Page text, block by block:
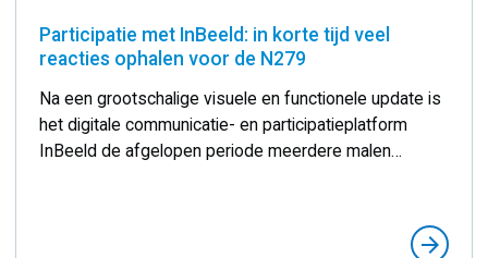
Participatie met InBeeld: in korte tijd veel
reacties ophalen voor de N279
Na een grootschalige visuele en functionele update is
het digitale communicatie- en participatieplatform
InBeeld de afgelopen periode meerdere malen
arrow_forward